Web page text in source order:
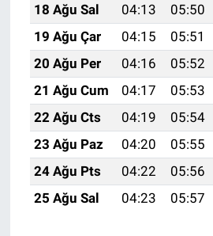
18 Ağu Sal
04:13 05:50
19 Ağu Çar
04:15 05:51
20 Ağu Per
04:16 05:52
21 Ağu Cum
04:17 05:53
22 Ağu Cts
04:19 05:54
23 Ağu Paz
04:20 05:55
24 Ağu Pts
04:22 05:56
25 Ağu Sal
04:23 05:57